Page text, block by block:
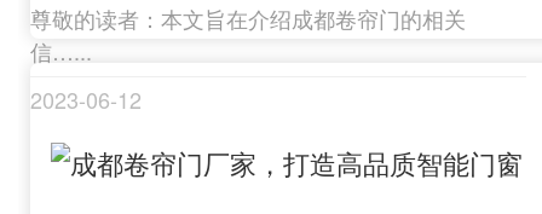
尊敬的读者：本文旨在介绍成都卷帘门的相关
信…...
2023-06-12